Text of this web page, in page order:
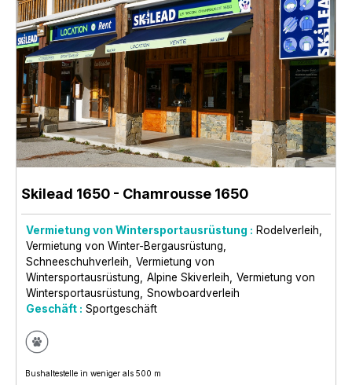
Skilead 1650 - Chamrousse 1650
Vermietung von Wintersportausrüstung : Rodelverleih
Vermietung von Winter-Bergausrüstung
Schneeschuhverleih
Vermietung von
Wintersportausrüstung
Alpine Skiverleih
Vermietung von
Wintersportausrüstung
Snowboardverleih
Geschäft : Sportgeschäft
Bushaltestelle in weniger als 500 m